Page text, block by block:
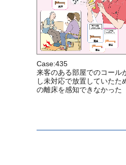
Case:435
来客のある部屋でのコール
し未対応で放置していたた
の離床を感知できなかった